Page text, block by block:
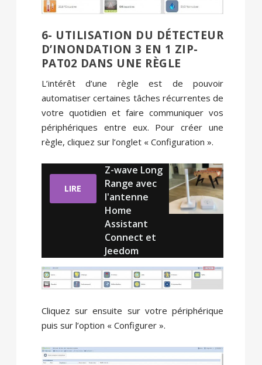
6- UTILISATION DU DÉTECTEUR
D’INONDATION 3 EN 1 ZIP-
PAT02 DANS UNE RÈGLE
L’intérêt d’une règle est de pouvoir
automatiser certaines tâches récurrentes de
votre quotidien et faire communiquer vos
périphériques entre eux. Pour créer une
règle, cliquez sur l’onglet « Configuration ».
LIRE
Z-wave Long
Range avec
l'antenne
Home
Assistant
Connect et
Jeedom
Cliquez sur ensuite sur votre périphérique
puis sur l’option « Configurer ».